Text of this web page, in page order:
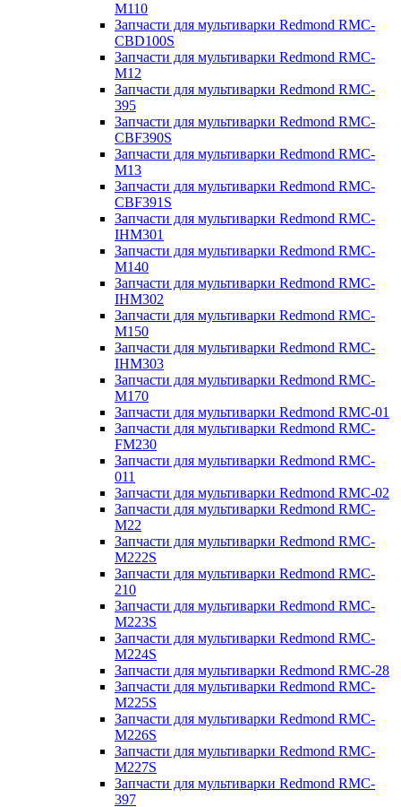
M110
Запчасти для мультиварки Redmond RMC-
CBD100S
Запчасти для мультиварки Redmond RMC-
M12
Запчасти для мультиварки Redmond RMC-
395
Запчасти для мультиварки Redmond RMC-
CBF390S
Запчасти для мультиварки Redmond RMC-
M13
Запчасти для мультиварки Redmond RMC-
CBF391S
Запчасти для мультиварки Redmond RMC-
IHM301
Запчасти для мультиварки Redmond RMC-
M140
Запчасти для мультиварки Redmond RMC-
IHM302
Запчасти для мультиварки Redmond RMC-
M150
Запчасти для мультиварки Redmond RMC-
IHM303
Запчасти для мультиварки Redmond RMC-
M170
Запчасти для мультиварки Redmond RMC-01
Запчасти для мультиварки Redmond RMC-
FM230
Запчасти для мультиварки Redmond RMC-
011
Запчасти для мультиварки Redmond RMC-02
Запчасти для мультиварки Redmond RMC-
M22
Запчасти для мультиварки Redmond RMC-
M222S
Запчасти для мультиварки Redmond RMC-
210
Запчасти для мультиварки Redmond RMC-
M223S
Запчасти для мультиварки Redmond RMC-
M224S
Запчасти для мультиварки Redmond RMC-28
Запчасти для мультиварки Redmond RMC-
M225S
Запчасти для мультиварки Redmond RMC-
M226S
Запчасти для мультиварки Redmond RMC-
M227S
Запчасти для мультиварки Redmond RMC-
397